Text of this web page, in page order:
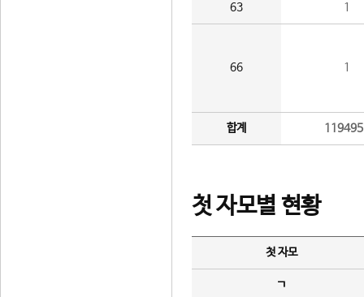
63 1
66 1
합계
첫 자모별 현황
첫 자모
ㄱ